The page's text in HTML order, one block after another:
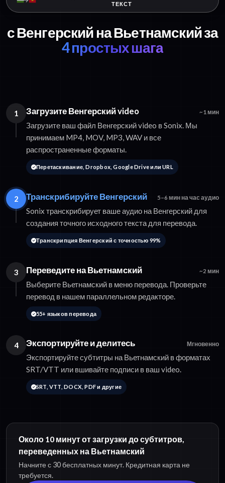
ТЕКСТ
с Венгерский на Вьетнамский за
4 простых шага
1 Загрузите Венгерский video ~1 мин
Загрузите ваш файл Венгерский video в Sonix. Мы
принимаем MP4, MOV, MP3, WAV и все
распространенные форматы.
Перетаскивание, Dropbox, Google Drive или URL
2 Транскрибируйте Венгерский 5–6 мин на час аудио
Sonix транскрибирует ваше аудио на Венгерский для
создания точного исходного текста для перевода.
Транскрипция Венгерский с точностью 99%
3 Переведите на Вьетнамский ~2 мин
Выберите Вьетнамский в меню перевода. Проверьте
перевод в нашем параллельном редакторе.
55+ языков перевода
4 Экспортируйте и делитесь Мгновенно
Экспортируйте субтитры на Вьетнамский в форматах
SRT/VTT или вшивайте подписи в ваш video.
SRT, VTT, DOCX, PDF и другие
Около 10 минут от загрузки до субтитров,
переведенных на Вьетнамский
Начните с 30 бесплатных минут. Кредитная карта не
требуется.